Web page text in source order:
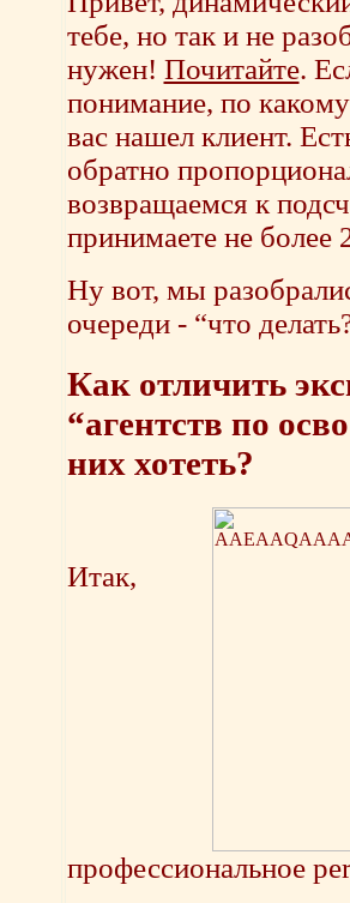
тебе, но так и не
нужен! Почитайте.
понимание, по
вас нашел клиент.
обратно
возвращаемся к
принимаете не более
Ну вот, мы
очереди - “что
Как отличить
“агентств по
них хотеть?
Итак,
профессиональное